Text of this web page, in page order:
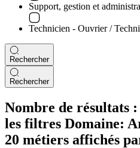
Support, gestion et
Technicien - Ouvrier /
Rechercher
Rechercher
Nombre de résultats :
les filtres Domaine:
20 métiers affichés